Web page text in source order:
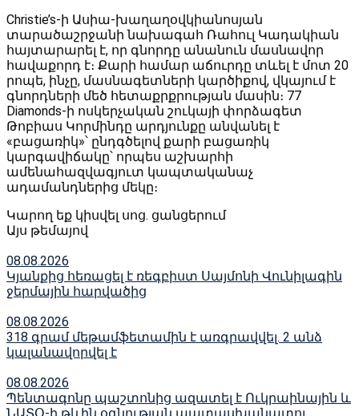
Christie’s-ի Ասիա-խաղաղօվկիանոսյան
տարածաշրջանի նախագահ Ռահուլ Կադակիան
հայտարարել է, որ գնորդը անանուն մասնավոր
հավաքորդ է։ Քարի համար աճուրդը տևել է մոտ 20
րոպե, ինչը, մասնագետների կարծիքով, վկայում է
գնորդների մեծ հետաքրքրության մասին։ 77
Diamonds-ի ոսկերչական շուկայի փորձագետ
Թոբիաս Կորմինդը արդյունքը անվանել է
«բացառիկ»՝ ընդգծելով քարի բացառիկ
կարգավիճակը՝ որպես աշխարհի
ամենահազվագյուտ կապտականաչ
ադամանդներից մեկը։
Կարող եք կիսվել սոց․ ցանցերում
Այս թեմայով
08.08.2026
Կյանքից հեռացել է ռեգբիստ Սայմոնի Վունիլագին
ջերմային հարվածից
08.08.2026
318 գրամ մեթամֆետամին է առգրավվել․ 2 անձ
կալանավորվել է
08.08.2026
Պենտագոնը պաշտոնից ազատել է Ուկրաինային և